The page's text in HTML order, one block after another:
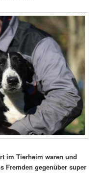
im Tierheim waren und
Fremden gegenüber super